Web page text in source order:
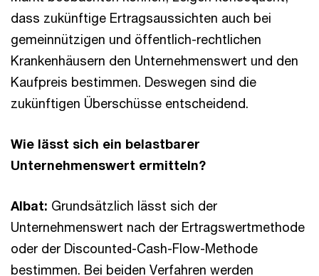
dass zukünftige Ertragsaussichten auch bei
gemeinnützigen und öffentlich-rechtlichen
Krankenhäusern den Unternehmenswert und den
Kaufpreis bestimmen. Deswegen sind die
zukünftigen Überschüsse entscheidend.
Wie lässt sich ein belastbarer
Unternehmenswert ermitteln?
Albat: Grundsätzlich lässt sich der
Unternehmenswert nach der Ertragswertmethode
oder der Discounted-Cash-Flow-Methode
bestimmen. Bei beiden Verfahren werden